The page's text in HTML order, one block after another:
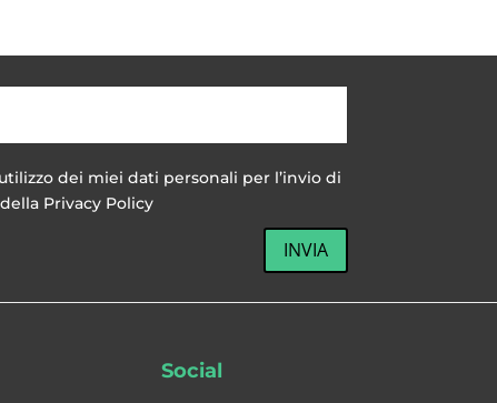
dei miei dati personali per l’invio di
Privacy Policy
INVIA
Social